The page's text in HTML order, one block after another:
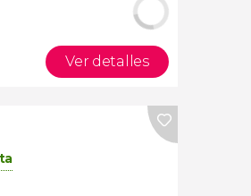
Ver detalles